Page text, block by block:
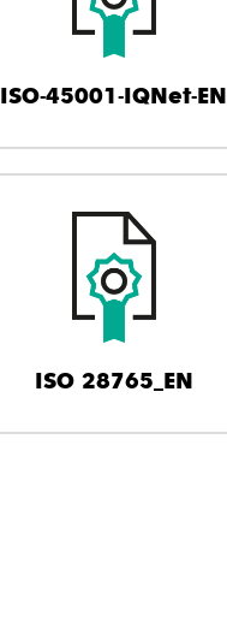
ISO-45001-IQNet-EN
ISO 28765_EN